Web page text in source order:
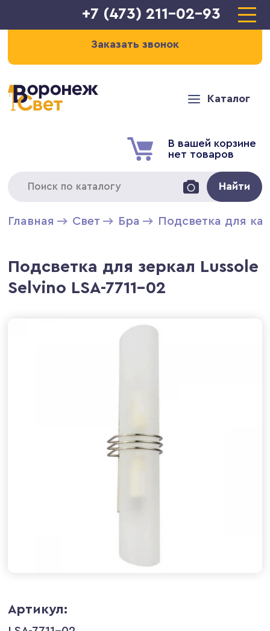
+7 (473) 211-02-93
Заказать звонок
Каталог
В вашей корзине
нет товаров
Найти
Главная Свет Бра Подсветка для
Подсветка для зеркал Lussole
Selvino LSA-7711-02
Артикул: